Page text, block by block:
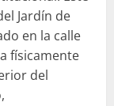
Jardín de
en la calle
físicamente
del